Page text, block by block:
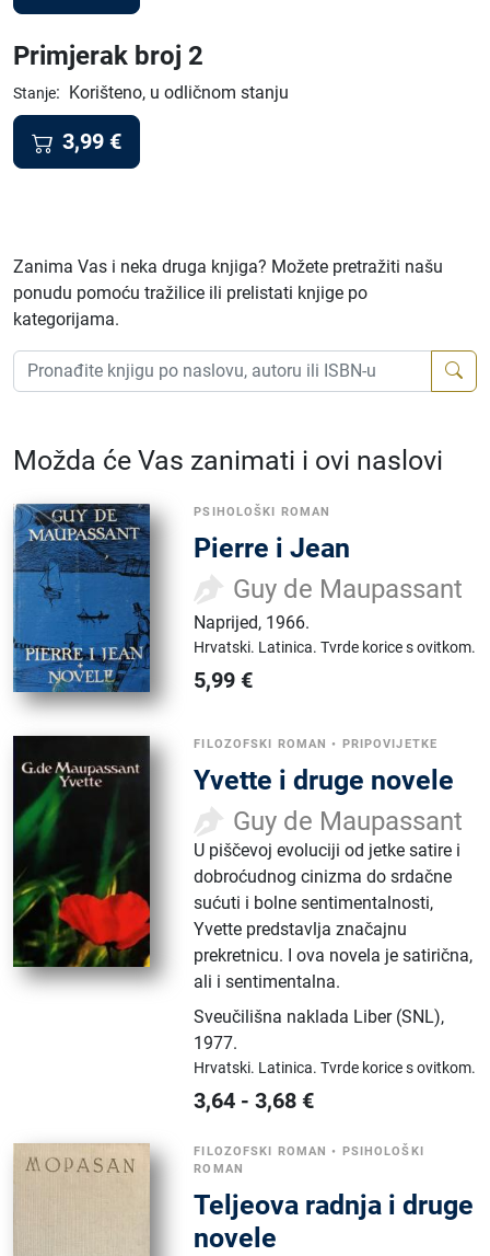
Primjerak broj 2
Stanje: Korišteno, u odličnom stanju
3,99 €
Zanima Vas i neka druga knjiga? Možete pretražiti našu
ponudu pomoću tražilice ili prelistati knjige po
kategorijama.
Možda će Vas zanimati i ovi naslovi
PSIHOLOŠKI ROMAN
Pierre i Jean
Guy de Maupassant
Naprijed, 1966.
Hrvatski. Latinica.Tvrde korice s ovitkom.
5,99 €
FILOZOFSKI ROMAN • PRIPOVIJETKE
Yvette i druge novele
Guy de Maupassant
U piščevoj evoluciji od jetke satire i
dobroćudnog cinizma do srdačne
sućuti i bolne sentimentalnosti,
Yvette predstavlja značajnu
prekretnicu. I ova novela je satirična,
ali i sentimentalna.
Sveučilišna naklada Liber (SNL),
1977.
Hrvatski. Latinica.Tvrde korice s ovitkom.
3,64 -3,68 €
FILOZOFSKI ROMAN •
PSIHOLOŠKI
ROMAN
Teljeova radnja i druge
novele